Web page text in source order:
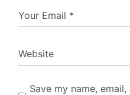
Save my name,